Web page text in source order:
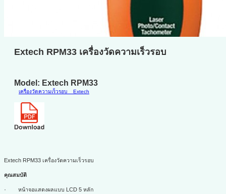
Extech RPM33 เครื่องวัดความเร็วรอบ
Model: Extech RPM33
เครื่องวัดความเร็วรอบ Extech
Extech RPM33 เครื่องวัดความเร็วรอบ
คุณสมบัติ
· หน้าจอแสดงผลแบบ LCD 5 หลัก